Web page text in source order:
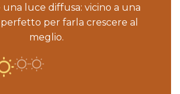
una luce diffusa: vicino a una
per farla crescere al
meglio.